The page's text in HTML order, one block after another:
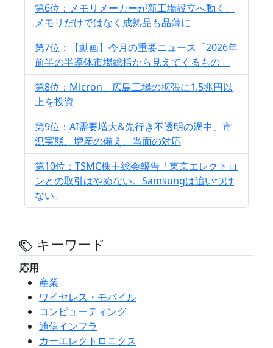
第6位：メモリメーカーが新工場設立へ動く、
メモリだけではなく成熟品も品薄に
第7位：【動画】今月の重要ニュース「2026年
前半の半導体市場総括から見えてくるもの」
第8位：Micron、広島工場の拡張に1.5兆円以
上を投資
第9位：AI需要増大&先行き不透明の渦中、市
況実態、増産の備え、当面の対応
第10位：TSMC株主総会報告「東京エレクトロ
ンとの取引はやめない。Samsungは追いつけ
ない」
キーワード
応用
産業
ワイヤレス・モバイル
コンピューティング
通信インフラ
カーエレクトロニクス